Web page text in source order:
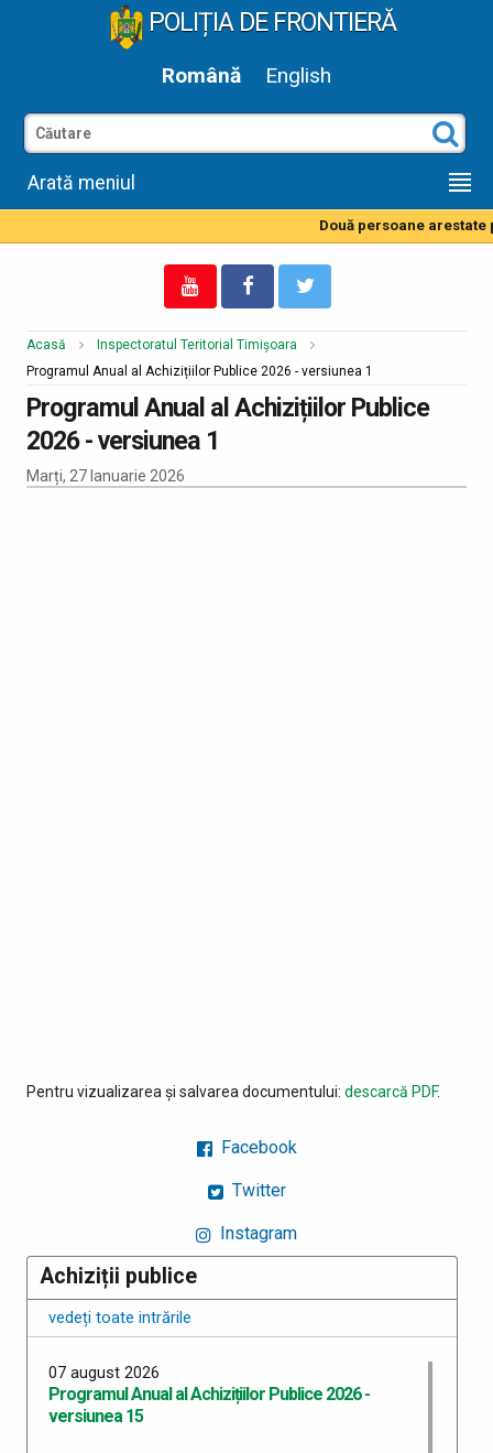
POLIȚIA DE FRONTIERĂ
Română English
Arată meniul
Două persoane
Acasă
Inspectoratul Teritorial Timișoara
Programul Anual al Achizițiilor Publice 2026 - versiunea 1
Programul Anual al Achizițiilor Publice
2026 - versiunea 1
Marți, 27 Ianuarie 2026
Pentru vizualizarea și salvarea documentului: descarcă PDF.
Facebook
Twitter
Instagram
Achiziții publice
vedeți toate intrările
07 august 2026
Programul Anual al Achizițiilor Publice 2026 -
versiunea 15